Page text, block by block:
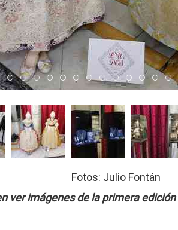
Item 0
Item 1Item 2Item 3Item 4Item 5
Item 6
Item 7
Item 8
Item 9Item 10
Item
Fotos: Julio Fontán
ver imágenes de la primera